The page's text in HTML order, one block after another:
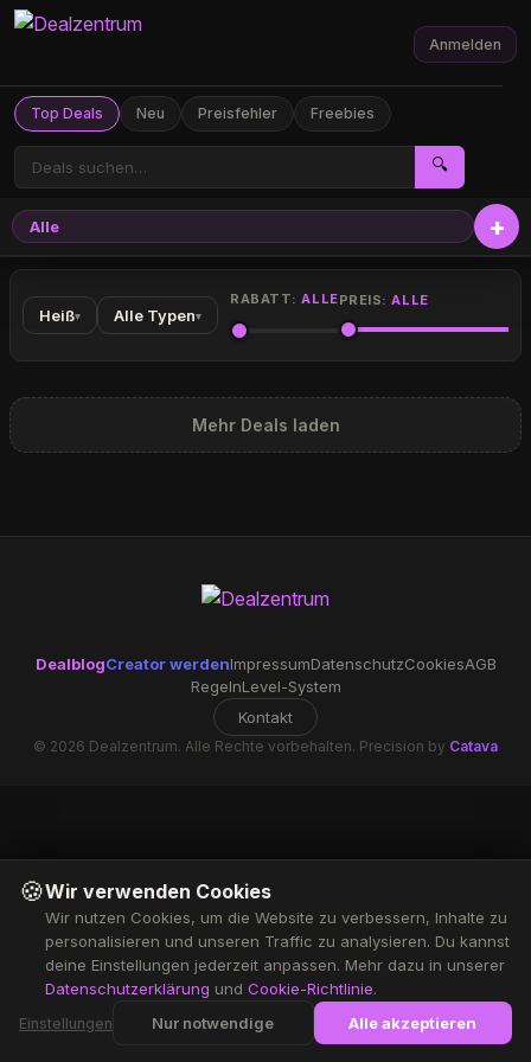
Top Deals Neu Preisfehler Freebies
🔍
Anmelden
Alle
Heiß▾ Alle Typen▾
RABATT:ALLEPREIS:ALLE
Mehr Deals laden
DealblogCreator werdenImpressumDatenschutzCookiesAGB
RegelnLevel-System
Kontakt
© 2026 Dealzentrum. Alle Rechte vorbehalten. Precision by Catava
🍪Wir verwenden Cookies
Wir nutzen Cookies, um die Website zu verbessern, Inhalte zu
personalisieren und unseren Traffic zu analysieren. Du kannst
deine Einstellungen jederzeit anpassen. Mehr dazu in unserer
Datenschutzerklärung und Cookie-Richtlinie.
Einstellungen Nur notwendige Alle akzeptieren